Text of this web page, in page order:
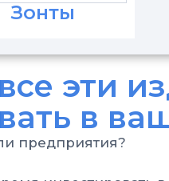
Зонты
эти
в
предприятия?